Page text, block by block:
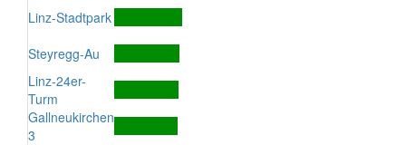
Linz-Stadtpark
Steyregg-Au
Linz-24er-
Turm
Gallneukirchen
3